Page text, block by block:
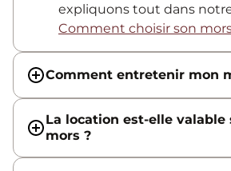
expliquons tout dans
Comment choisir son
Comment entretenir mon
La location est-elle valable
mors ?